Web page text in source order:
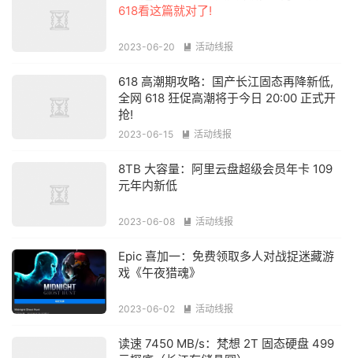
618看这篇就对了!
2023-06-20  活动线报
618 高潮期攻略：国产长江固态再降新低,
全网 618 狂促高潮将于今日 20:00 正式开
抢!
2023-06-15  活动线报
8TB 大容量：阿里云盘超级会员年卡 109
元年内新低
2023-06-08  活动线报
Epic 喜加一：免费领取多人对战捉迷藏游
戏《午夜猎魂》
2023-06-02  活动线报
读速 7450 MB/s：梵想 2T 固态硬盘 499